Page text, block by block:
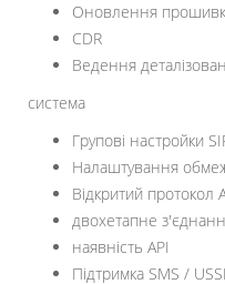
Оновлення
CDR
Ведення
система
Групові настройки
Налаштування
Відкритий протокол
двохетапне
наявність API
Підтримка SMS /